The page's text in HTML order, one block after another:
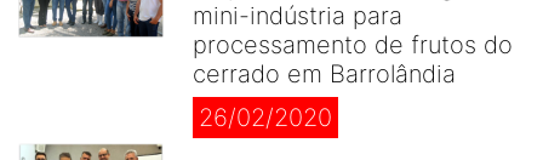
mini-indústria para
processamento de frutos do
cerrado em Barrolândia
26/02/2020